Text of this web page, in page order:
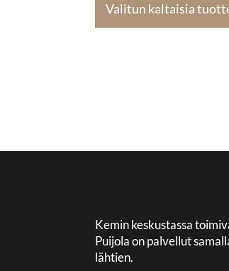
Valitun kaltaisia
Kemin keskustassa
Puijola on palvellut
lähtien.